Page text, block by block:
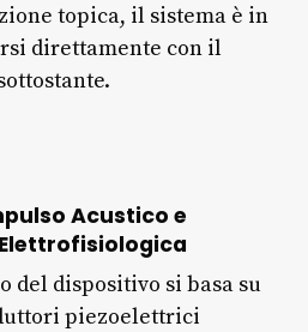
topica, il sistema è in
direttamente con il
Acustico e
del dispositivo si basa su
piezoelettrici